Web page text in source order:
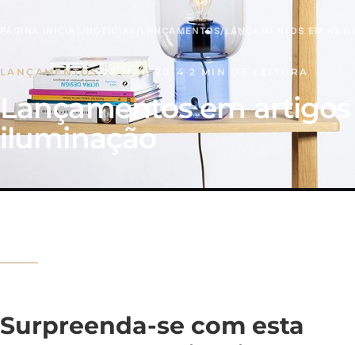
LANÇAMENTOS/LANÇAMENTOS EM
LANÇAMENTOS·22 MAI, 2014 ·2 MIN DE LEITURA
Lançamentos em
iluminação
Surpreenda-se com esta